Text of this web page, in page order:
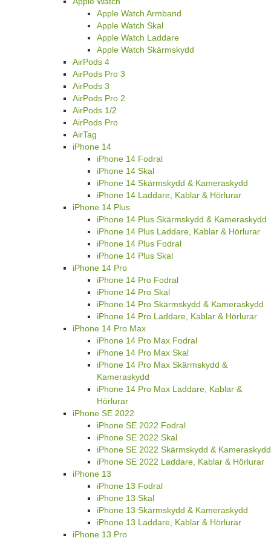
Apple Watch Armband
Apple Watch Skal
Apple Watch Laddare
Apple Watch Skärmskydd
AirPods 4
AirPods Pro 3
AirPods 3
AirPods Pro 2
AirPods 1/2
AirPods Pro
AirTag
iPhone 14
iPhone 14 Fodral
iPhone 14 Skal
iPhone 14 Skärmskydd & Kameraskydd
iPhone 14 Laddare, Kablar & Hörlurar
iPhone 14 Plus
iPhone 14 Plus Skärmskydd & Kameraskydd
iPhone 14 Plus Laddare, Kablar & Hörlurar
iPhone 14 Plus Fodral
iPhone 14 Plus Skal
iPhone 14 Pro
iPhone 14 Pro Fodral
iPhone 14 Pro Skal
iPhone 14 Pro Skärmskydd & Kameraskydd
iPhone 14 Pro Laddare, Kablar & Hörlurar
iPhone 14 Pro Max
iPhone 14 Pro Max Fodral
iPhone 14 Pro Max Skal
iPhone 14 Pro Max Skärmskydd &
Kameraskydd
iPhone 14 Pro Max Laddare, Kablar &
Hörlurar
iPhone SE 2022
iPhone SE 2022 Fodral
iPhone SE 2022 Skal
iPhone SE 2022 Skärmskydd & Kameraskydd
iPhone SE 2022 Laddare, Kablar & Hörlurar
iPhone 13
iPhone 13 Fodral
iPhone 13 Skal
iPhone 13 Skärmskydd & Kameraskydd
iPhone 13 Laddare, Kablar & Hörlurar
iPhone 13 Pro